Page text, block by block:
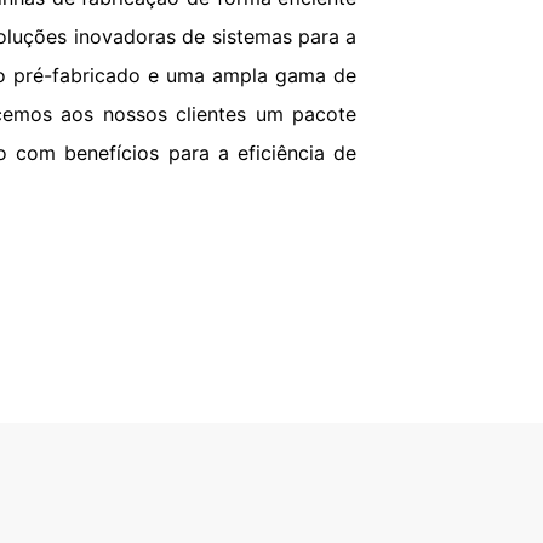
inovadoras de sistemas para a
fabricado e uma ampla gama de
aos nossos clientes um pacote
com benefícios para a eficiência de
ENVIAR